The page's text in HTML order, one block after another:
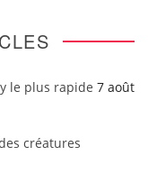
le plus rapide 7 août
créatures